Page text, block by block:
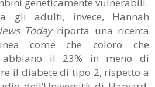
gli adulti, invece, Hannah
Todayriporta una ricerca
come che coloro che
abbiano il 23% in meno di
il diabete di tipo 2, rispetto a